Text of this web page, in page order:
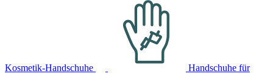
Kosmetik-Handschuhe Handschuhe für